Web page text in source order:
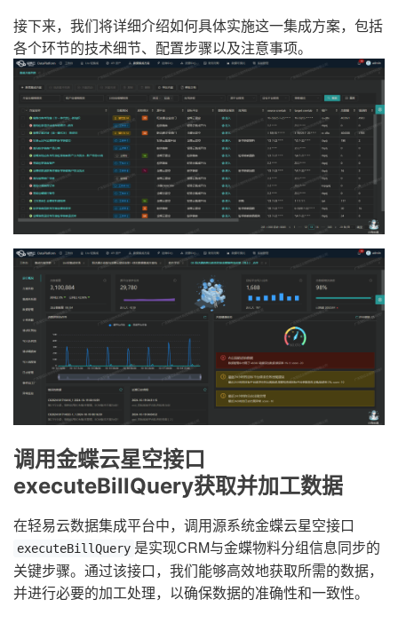
接下来，我们将详细介绍如何具体实施这一集成方案，包括
各个环节的技术细节、配置步骤以及注意事项。
调用金蝶云星空接口
executeBillQuery获取并加工数据
在轻易云数据集成平台中，调用源系统金蝶云星空接口
executeBillQuery 是实现CRM与金蝶物料分组信息同步的
关键步骤。通过该接口，我们能够高效地获取所需的数据，
并进行必要的加工处理，以确保数据的准确性和一致性。